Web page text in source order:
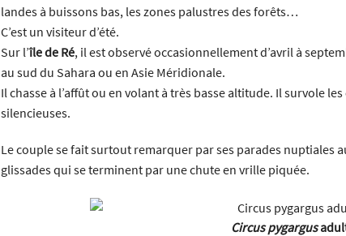
landes à buissons bas, les zones palustres des forêts…
C’est un visiteur d’été.
Sur l’île de Ré, il est observé occasionnellement d’avril à
au sud du Sahara ou en Asie Méridionale.
Il chasse à l’affût ou en volant à très basse altitude. Il survole
silencieuses.
Le couple se fait surtout remarquer par ses parades nuptiales
glissades qui se terminent par une chute en vrille piquée.
Circus pygargus